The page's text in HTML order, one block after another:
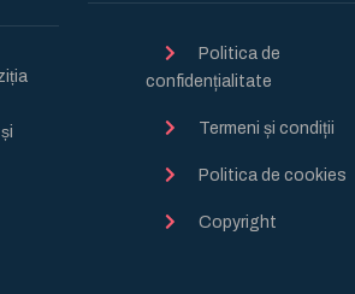
Politica de
confidențialitate
Termeni și condiții
Politica de cookies
Copyright